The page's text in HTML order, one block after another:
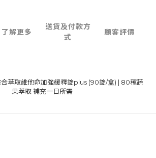
了解更多
送貨及付款方
式
顧客評價